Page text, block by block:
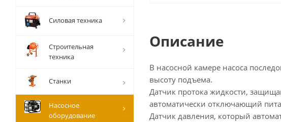
Описание
В насосной камере насоса
высоту подъема.
Датчик протока жидкости,
автоматически отключающий
Датчик давления, который
Силовая техника
Строительная
техника
Станки
Насосное
оборудование